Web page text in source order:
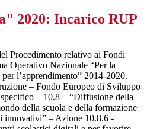
2020: Incarico RUP
Procedimento relativo ai Fondi
Operativo Nazionale “Per la
l’apprendimento” 2014-2020.
– Fondo Europeo di Sviluppo
– 10.8 – “Diffusione della
della scuola e della formazione
innovativi” – Azione 10.8.6 -